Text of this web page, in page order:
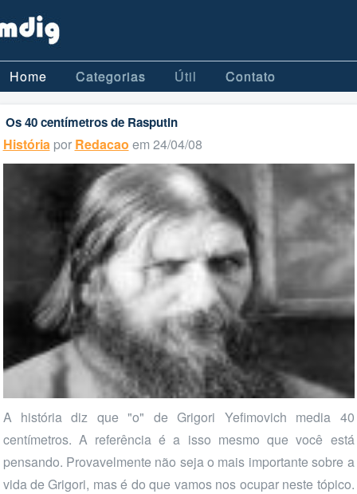
Home Categorias Útil Contato
Os 40 centímetros de Rasputin
Históriapor Redacao em 24/04/08
A história diz que "o" de Grigori Yefimovich media 40
centímetros. A referência é a isso mesmo que você está
pensando. Provavelmente não seja o mais importante sobre a
vida de Grigori, mas é do que vamos nos ocupar neste tópico.